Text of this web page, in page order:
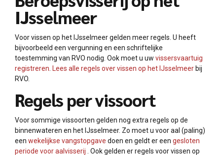
IJsselmeer
Voor vissen op het IJsselmeer gelden meer regels. U heeft
bijvoorbeeld een vergunning en een schriftelijke
toestemming van RVO nodig. Ook moet u uw vissersvaartuig
registreren
Lees alle regels over vissen op het IJsselmeer bij
RVO.
Regels per vissoort
Voor sommige vissoorten gelden nog extra regels op de
binnenwateren en het IJsselmeer. Zo moet u voor aal (paling)
een wekelijkse vangstopgave doen en geldt er een gesloten
periode voor aalvisserij . Ook gelden er regels voor vissen op